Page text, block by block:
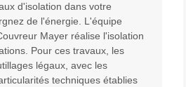
d'isolation dans votre
de l'énergie. L'équipe
Mayer réalise l'isolation
Pour ces travaux, les
légaux, avec les
techniques établies